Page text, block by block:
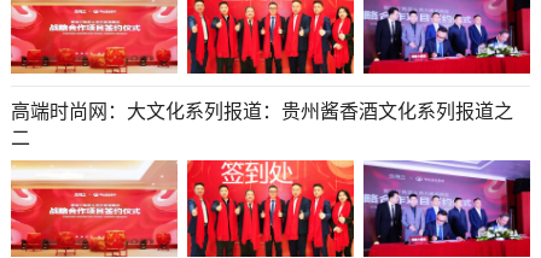
高端时尚网：大文化系列报道：贵州酱香酒文化系列报道之
二